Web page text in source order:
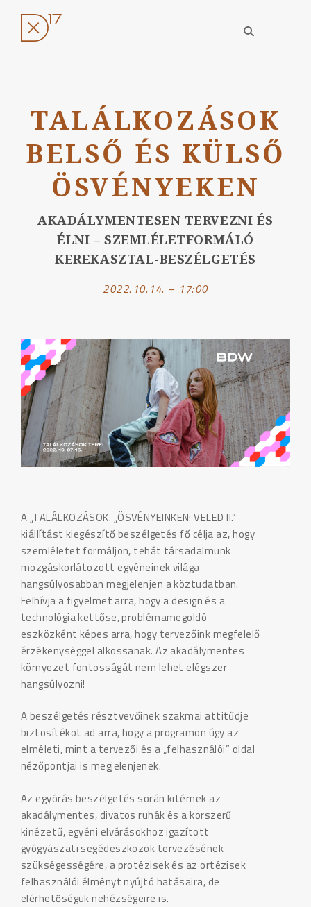
tartalomhoz
open
search
open
TALÁLKOZÁSOK
BELSŐ ÉS KÜLSŐ
ÖSVÉNYEKEN
AKADÁLYMENTESEN TERVEZNI ÉS
ÉLNI – SZEMLÉLETFORMÁLÓ
KEREKASZTAL-BESZÉLGETÉS
2022.10.14. – 17:00
A „TALÁLKOZÁSOK. „ÖSVÉNYEINKEN: VELED II.”
kiállítást kiegészítő beszélgetés fő célja az, hogy
szemléletet formáljon, tehát társadalmunk
mozgáskorlátozott egyéneinek világa
hangsúlyosabban megjelenjen a köztudatban.
Felhívja a figyelmet arra, hogy a design és a
technológia kettőse, problémamegoldó
eszközként képes arra, hogy tervezőink megfelelő
érzékenységgel alkossanak. Az akadálymentes
környezet fontosságát nem lehet elégszer
hangsúlyozni!
A beszélgetés résztvevőinek szakmai attitűdje
biztosítékot ad arra, hogy a programon úgy az
elméleti, mint a tervezői és a „felhasználói” oldal
nézőpontjai is megjelenjenek.
Az egyórás beszélgetés során kitérnek az
akadálymentes, divatos ruhák és a korszerű
kinézetű, egyéni elvárásokhoz igazított
gyógyászati segédeszközök tervezésének
szükségességére, a protézisek és az ortézisek
felhasználói élményt nyújtó hatásaira, de
elérhetőségük nehézségeire is.